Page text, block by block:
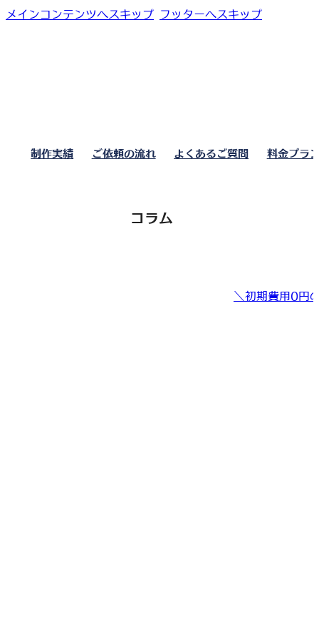
メインコンテンツへスキップ フッターへスキップ
制作実績 ご依頼の流れ よくあるご質問 料金プラ
コラム
＼初期費用0円